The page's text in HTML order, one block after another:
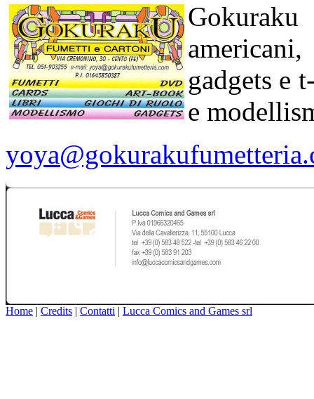
gadgets e
e
Home | Credits | Contatti | Lucca Comics and Games srl